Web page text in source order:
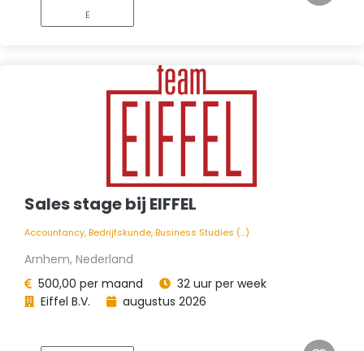
E
Sales stage bij EIFFEL
Accountancy, Bedrijfskunde, Business Studies (...)
Arnhem, Nederland
500,00 per maand
32 uur per week
Eiffel B.V.
augustus 2026